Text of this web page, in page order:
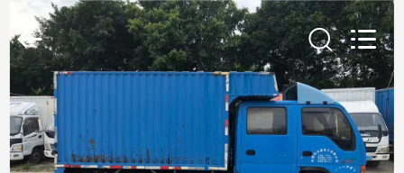
বাড়ি
পণ্য
ZHENGZHOU
COOPER
INDUSTRY
CO.,
LTD..
Rights
Reserved.